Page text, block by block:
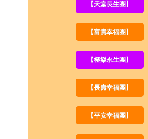
【天堂長生團】
【富貴幸福團】
【極樂永生團】
【長壽幸福團】
【平安幸福團】